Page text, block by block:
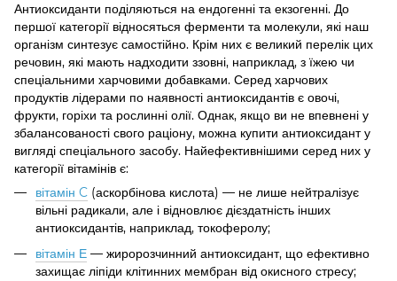
Антиоксиданти поділяються на ендогенні та екзогенні. До
першої категорії відносяться ферменти та молекули, які наш
організм синтезує самостійно. Крім них є великий перелік цих
речовин, які мають надходити ззовні, наприклад, з їжею чи
спеціальними харчовими добавками. Серед харчових
продуктів лідерами по наявності антиоксидантів є овочі,
фрукти, горіхи та рослинні олії. Однак, якщо ви не впевнені у
збалансованості свого раціону, можна купити антиоксидант у
вигляді спеціального засобу. Найефективнішими серед них у
категорії вітамінів є:
вітамін C (аскорбінова кислота) — не лише нейтралізує
вільні радикали, але і відновлює дієздатність інших
антиоксидантів, наприклад, токоферолу;
вітамін Е — жиророзчинний антиоксидант, що ефективно
захищає ліпіди клітинних мембран від окисного стресу;